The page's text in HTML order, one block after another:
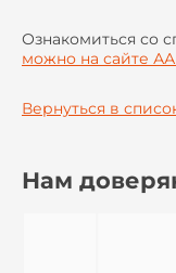
Ознакомиться со
можно на сайте
Вернуться в
Нам